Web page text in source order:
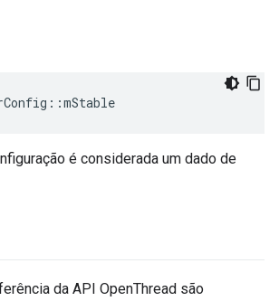
::mStable
é considerada um dado de
da API OpenThread são